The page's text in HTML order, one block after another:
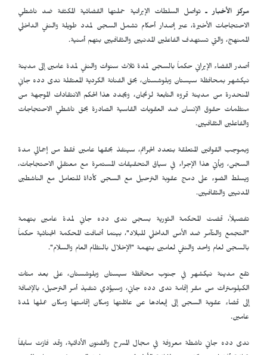
مركز الأخبار ـتواصل السلطات الإيرانية حملتها القضائية المكثفة ضد ناشطي
الاحتجاجات الأخيرة، عبر إصدار أحكام تشمل السجن لمدد طويلة والنفي الداخلي
الممنهج، والتي تستهدف الفاعلين المدنيين والثقافيين بتهم أمنية.
أصدر القضاء الإيراني حكماً بالسجن لمدة ثلاث سنوات والنفي لمدة عامين إلى مدينة
نيكشهر بمحافظة سيستان وبلوشستان، بحق الفنانة الكردية المعتقلة ندى دده جاني
المنحدرة من مدينة قروه التابعة لزنجان، ويجدد هذا الحكم الانتقادات الموجهة من
منظمات حقوق الإنسان ضد العقوبات القاسية الصادرة بحق ناشطي الاحتجاجات
والفاعلين الثقافيين.
وبموجب القوانين المتعلقة بتعدد الجرائم، سينفذ بحقها عامين فقط من إجمالي مدة
السجن، ويأتي هذا الإجراء في سياق التحقيقات المستمرة مع معتقلي الاحتجاجات،
ويسلط الضوء على دمج عقوبة الترحيل مع السجن كأداة للتعامل مع الناشطين
المدنيين والثقافيين.
تفصيلاً، قضت المحكمة الثورية بسجن ندى دده جاني لمدة عامين بتهمة
"التجمع والتآمر ضد الأمن الداخلي للبلاد"، بينما أضافت المحكمة الجنائية حكماً
بالسجن لعام واحد والنفي لعامين بتهمة "الإخلال بالنظام العام والسلام".
تقع مدينة نيكشهر في جنوب محافظة سيستان وبلوشستان، على بعد مئات
الكيلومترات من مقر إقامة ندى دده جاني، وسيؤدي تنفيذ أمر الترحيل، بالإضافة
إلى قضاء عقوبة السجن إلى إبعادها عن عائلتها ومكان إقامتها ومكان عملها لمدة
عامين.
ندى دده جاني ناشطة معروفة في مجال المسرح والفنون الأدائية، وقد فازت سابقاً